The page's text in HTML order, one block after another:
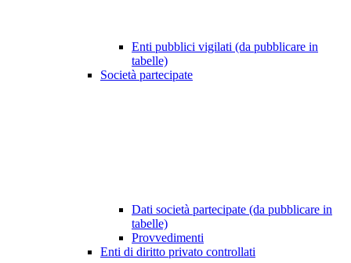
Enti pubblici vigilati (da pubblicare in
tabelle)
Società partecipate
Dati società partecipate (da pubblicare in
tabelle)
Provvedimenti
Enti di diritto privato controllati